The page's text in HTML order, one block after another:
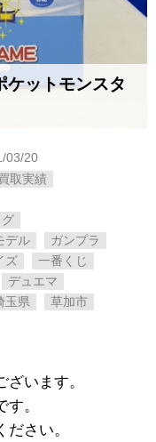
ケットモンスタ
03/20
取実績
デル
ガンプラ
ズ
一番くじ
デュエマ
玉県
草加市
います。
。
さい。